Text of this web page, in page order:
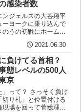
感染者数
ンジェルスの大谷翔平
ーヨークに乗り込んで
うの初戦にホームラ
先発打席にも立つはず
ったのは19日のタイガ
も20...
2021.06.30
負けてる首相？
態レベルの500人
京
」って？ さっそく負け
切り札」と位置付ける
現場を回って菅総理